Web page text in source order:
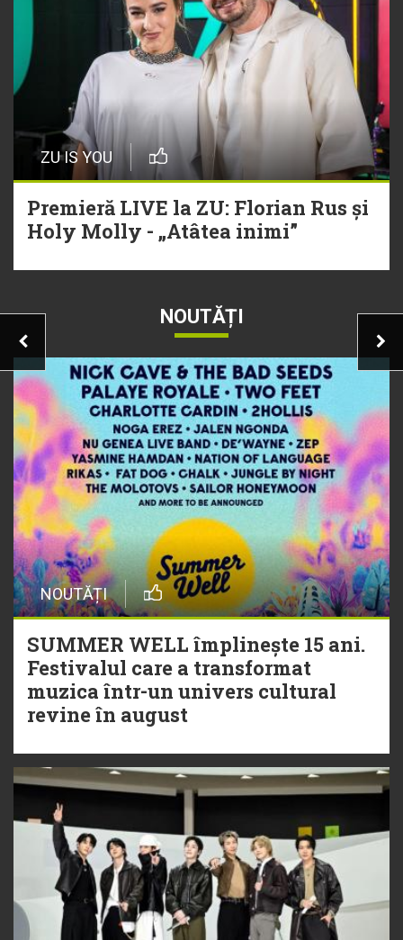
ZU IS YOU
Premieră LIVE la ZU: Florian Rus și
Holy Molly - „Atâtea inimi”
NOUTĂȚI
NOUTĂȚI
SUMMER WELL împlinește 15 ani.
Festivalul care a transformat
muzica într-un univers cultural
revine în august